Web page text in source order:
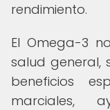
rendimiento.
El Omega-3
salud general,
beneficios
marciales,